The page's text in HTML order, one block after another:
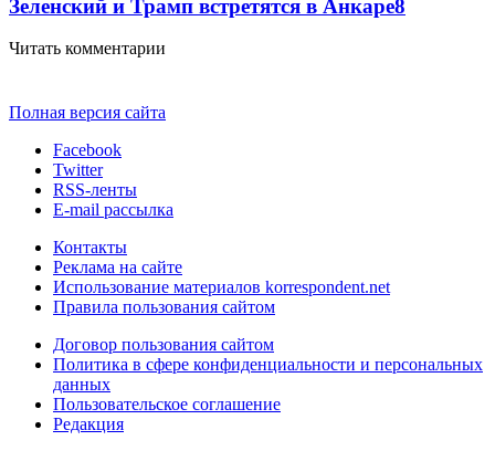
Зеленский и Трамп встретятся в Анкаре8
Читать комментарии
Полная версия сайта
Facebook
Twitter
RSS-ленты
E-mail рассылка
Контакты
Реклама на сайте
Использование материалов korrespondent.net
Правила пользования сайтом
Договор пользования сайтом
Политика в сфере конфиденциальности и персональных
данных
Пользовательское соглашение
Редакция